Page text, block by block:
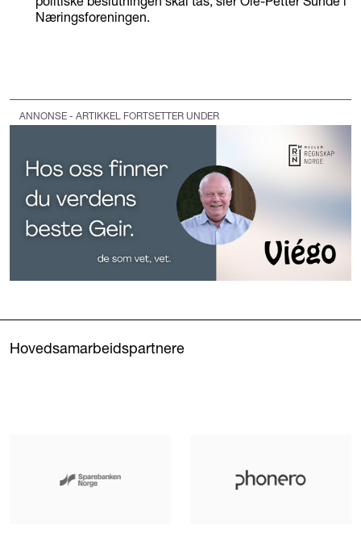
Næringsforeningen.
ANNONSE - ARTIKKEL FORTSETTER UNDER
Hovedsamarbeidspartnere